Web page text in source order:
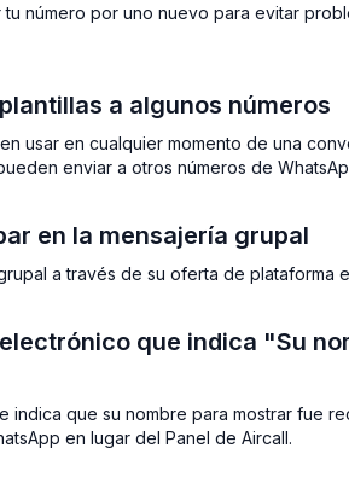
número por uno nuevo para evitar
a algunos números
usar en cualquier momento de una
enviar a otros números de
en la mensajería grupal
a través de su oferta de plataforma
electrónico que indica "Su
que su nombre para mostrar fue
en lugar del Panel de Aircall.